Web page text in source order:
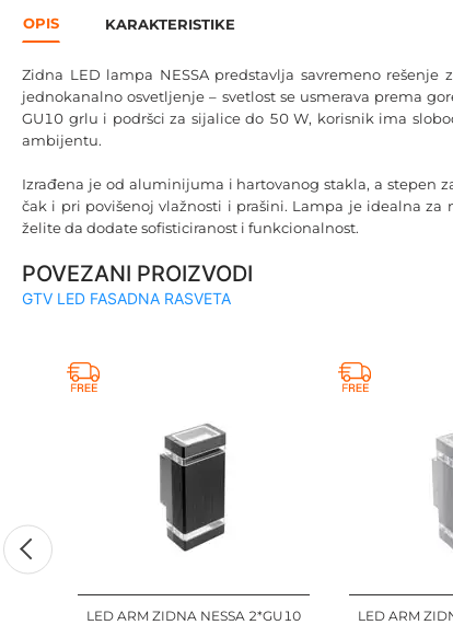
OPIS KARAKTERISTIKE
Zidna LED lampa NESSA predstavlja savremeno rešenje
jednokanalno osvetljenje – svetlost se usmerava prema
GU10 grlu i podršci za sijalice do 50 W, korisnik ima
ambijentu.
Izrađena je od aluminijuma i hartovanog stakla, a stepen
čak i pri povišenoj vlažnosti i prašini. Lampa je idealna
želite da dodate sofisticiranost i funkcionalnost.
POVEZANI PROIZVODI
GTV LED FASADNA RASVETA
LED ARM ZIDNA NESSA 2*GU10
LED ARM